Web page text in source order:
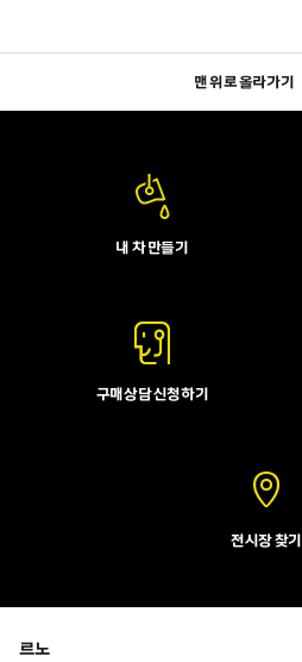
맨 위로 올라가기
내 차 만들기
구매상담 신청하기
전시장 찾기
르노